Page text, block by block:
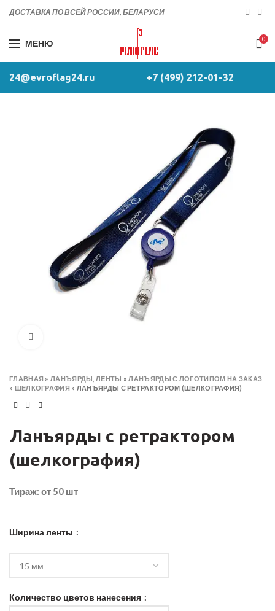
ДОСТАВКА ПО ВСЕЙ РОССИИ, БЕЛАРУСИ
МЕНЮ 0
24@evroflag24.ru +7 (499) 212-01-32
ГЛАВНАЯ »ЛАНЪЯРДЫ, ЛЕНТЫ »ЛАНЪЯРДЫ С ЛОГОТИПОМ НА ЗАКАЗ
» ШЕЛКОГРАФИЯ » ЛАНЪЯРДЫ С РЕТРАКТОРОМ (ШЕЛКОГРАФИЯ)
Ланъярды с ретрактором
(шелкография)
Тираж: от 50 шт
Ширина ленты
Количество цветов нанесения